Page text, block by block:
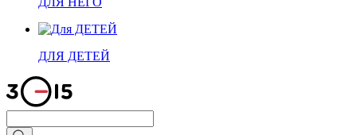
ДЛЯ ДЕТЕЙ